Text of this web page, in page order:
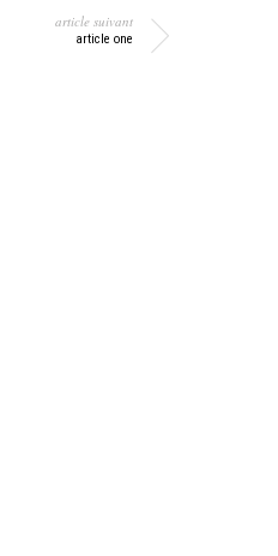
article suivant
article one